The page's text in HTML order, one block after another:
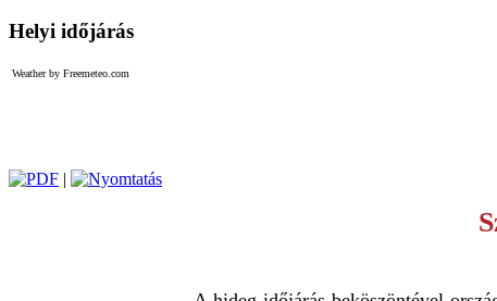
Helyi időjárás
Weather by Freemeteo.com
|